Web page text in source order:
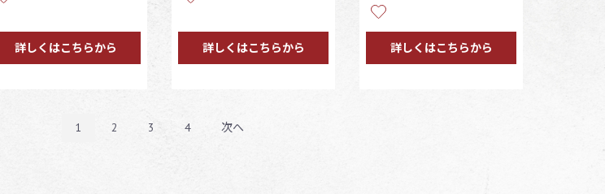
詳しくはこちらから 詳しくはこちらから 詳しくはこちらから
1 2 3 4 次へ